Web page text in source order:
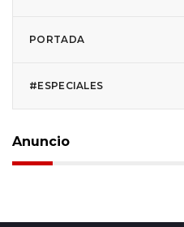
PORTADA
#ESPECIALES
Anuncio